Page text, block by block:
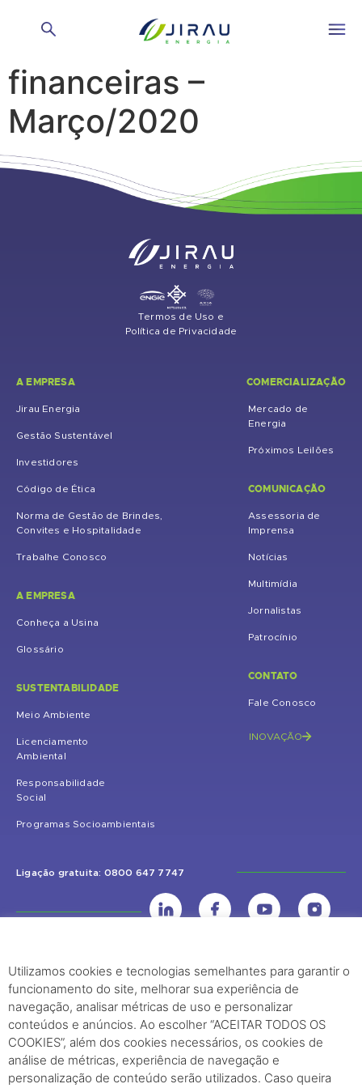
Demonstrações
financeiras –
Março/2020
Termos de Uso e
Política de Privacidade
A EMPRESA
Jirau Energia
Gestão Sustentável
Investidores
Código de Ética
Norma de Gestão de Brindes,
Convites e Hospitalidade
Trabalhe Conosco
A EMPRESA
Conheça a Usina
Glossário
SUSTENTABILIDADE
Meio Ambiente
Licenciamento
Ambiental
Responsabilidade
Social
Programas Socioambientais
COMERCIALIZAÇÃO
Mercado de
Energia
Próximos Leilões
COMUNICAÇÃO
Assessoria de
Imprensa
Notícias
Multimídia
Jornalistas
Patrocínio
CONTATO
Fale Conosco
INOVAÇÃO
Ligação gratuita: 0800 647 7747
UHE Jirau
Rodovia BR-364, KM 824 S/Nº - Distrito de Jaci Paraná – Porto Velho
(RO) – CEP: 76840-000 – Telefone: (69) 2182.8600
Rio de Janeiro (RJ)
Utilizamos cookies e tecnologias semelhantes para garantir o
funcionamento do site, melhorar sua experiência de
navegação, analisar métricas de uso e personalizar
conteúdos e anúncios. Ao escolher “ACEITAR TODOS OS
COOKIES”, além dos cookies necessários, os cookies de
análise de métricas, experiência de navegação e
personalização de conteúdo serão utilizados. Caso queira